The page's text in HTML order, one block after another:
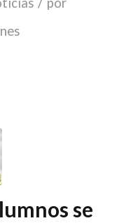
se